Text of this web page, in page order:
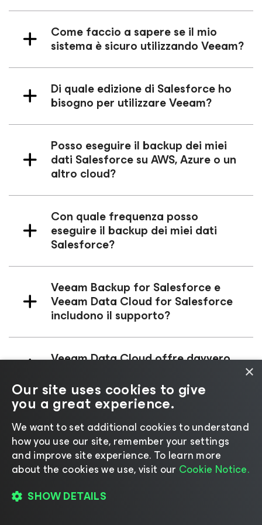
Come faccio a sapere se il mio
sistema è sicuro utilizzando Veeam?
Di quale edizione di Salesforce ho
bisogno per utilizzare Veeam?
Posso eseguire il backup dei miei
dati Salesforce su AWS, Azure o un
altro cloud?
Con quale frequenza posso
eseguire il backup dei miei dati
Salesforce?
Veeam Backup for Salesforcee
Veeam Data Cloud for Salesforce
includono il supporto?
Veeam Data Cloud offre davvero
Scopri le ultime novità
da Veeam
×
Our site uses cookies to give
you a great experience.
We want to set additional cookies to understand
how you use our site, remember your settings
and improve site experience. ​To learn more
about the cookies we use, visit our Cookie Notice.
SHOW DETAILS